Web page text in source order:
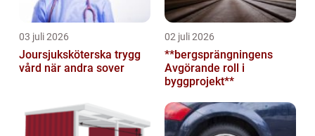
03 juli 2026
Joursjuksköterska trygg
vård när andra sover
02 juli 2026
**bergsprängningens
Avgörande roll i
byggprojekt**